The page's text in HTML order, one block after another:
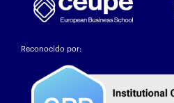
Reconocido por: